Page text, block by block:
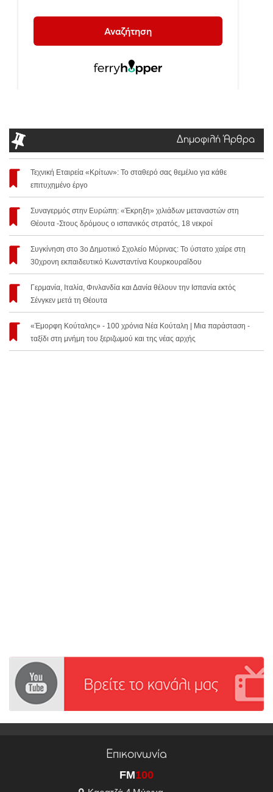
Δημοφιλή Άρθρα
Τεχνική Εταιρεία «Κρίτων»: Το σταθερό σας θεμέλιο για κάθε
επιτυχημένο έργο
Συναγερμός στην Ευρώπη: «Έκρηξη» χιλιάδων μεταναστών στη
Θέουτα -Στους δρόμους ο ισπανικός στρατός, 18 νεκροί
Συγκίνηση στο 3ο Δημοτικό Σχολείο Μύρινας: Το ύστατο χαίρε στη
30χρονη εκπαιδευτικό Κωνσταντίνα Κουρκουραΐδου
Γερμανία, Ιταλία, Φινλανδία και Δανία θέλουν την Ισπανία εκτός
Σένγκεν μετά τη Θέουτα
«Έμορφη Κούταλης» - 100 χρόνια Νέα Κούταλη | Μια παράσταση -
ταξίδι στη μνήμη του ξεριζωμού και της νέας αρχής
Επικοινωνία
FM100